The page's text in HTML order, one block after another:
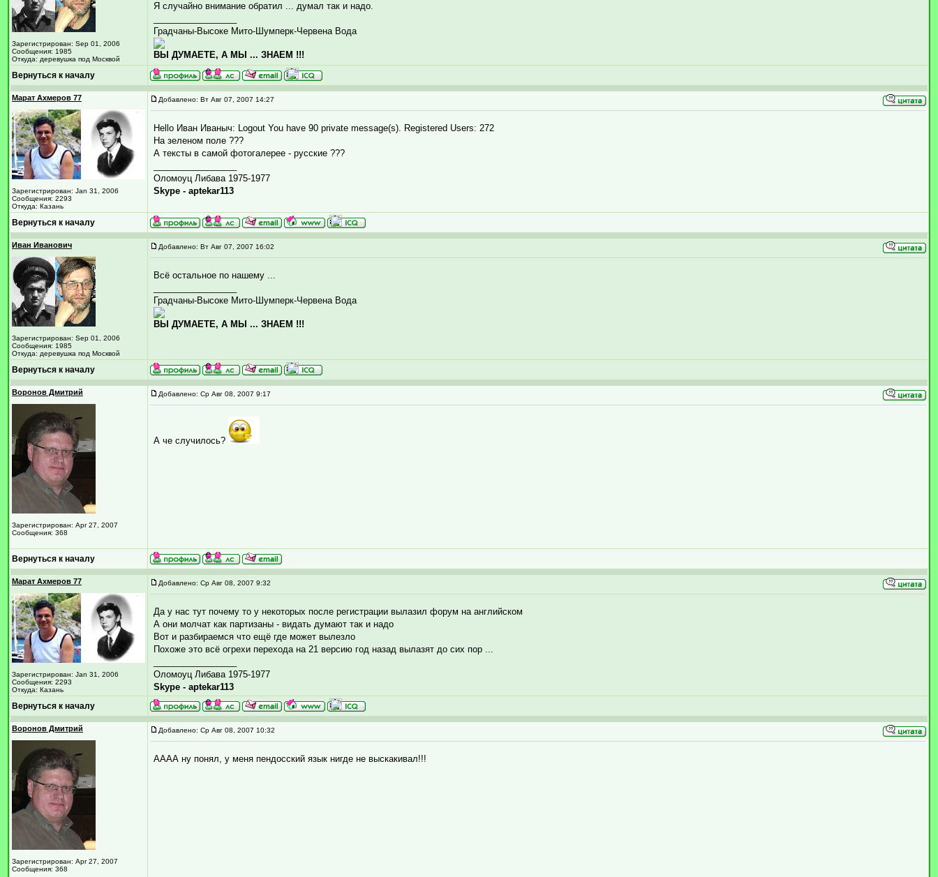
Зарегистрирован: Sep 01, 2006
Сообщения: 1985
Откуда: деревушка под Москвой
Я случайно внимание обратил ... думал так и надо.
Градчаны-Высоке Мито-Шумперк-Червена Вода
ВЫ ДУМАЕТЕ, А МЫ ... ЗНАЕМ !!!
Вернуться к началу
Марат Ахмеров 77
Зарегистрирован: Jan 31, 2006
Сообщения: 2293
Откуда: Казань
Добавлено: Вт Авг 07, 2007 14:27
Hello Иван Иваныч: Logout You have 90 private message(s). Registered Users: 272
На зеленом поле ???
А тексты в самой фотогалерее - русские ???
Оломоуц Либава 1975-1977
Skype - aptekar113
Вернуться к началу
Иван Иванович
Зарегистрирован: Sep 01, 2006
Сообщения: 1985
Откуда: деревушка под Москвой
Добавлено: Вт Авг 07, 2007 16:02
Всё остальное по нашему ...
Градчаны-Высоке Мито-Шумперк-Червена Вода
ВЫ ДУМАЕТЕ, А МЫ ... ЗНАЕМ !!!
Вернуться к началу
Воронов Дмитрий
Зарегистрирован: Apr 27, 2007
Сообщения: 368
Добавлено: Ср Авг 08, 2007 9:17
А че случилось?
Вернуться к началу
Марат Ахмеров 77
Зарегистрирован: Jan 31, 2006
Сообщения: 2293
Откуда: Казань
Добавлено: Ср Авг 08, 2007 9:32
Да у нас тут почему то у некоторых после регистрации вылазил форум на английском
А они молчат как партизаны - видать думают так и надо
Вот и разбираемся что ещё где может вылезло
Похоже это всё огрехи перехода на 21 версию год назад вылазят до сих пор ...
Оломоуц Либава 1975-1977
Skype - aptekar113
Вернуться к началу
Воронов Дмитрий
Зарегистрирован: Apr 27, 2007
Сообщения: 368
Добавлено: Ср Авг 08, 2007 10:32
АААА ну понял, у меня пендосский язык нигде не выскакивал!!!